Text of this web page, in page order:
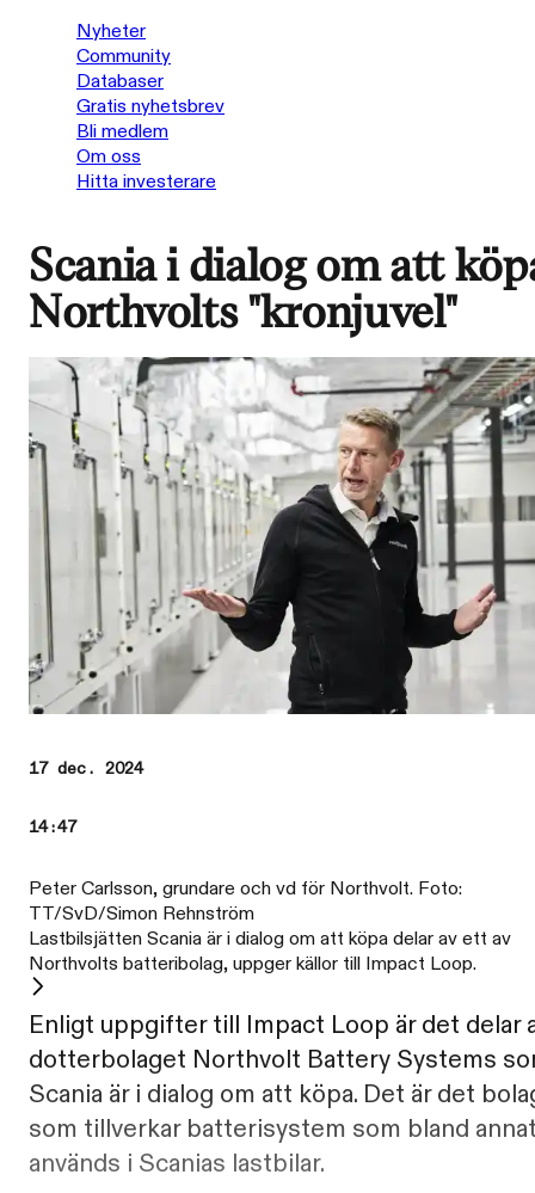
Nyheter
Community
Databaser
Gratis nyhetsbrev
Bli medlem
Om oss
Hitta investerare
Scania i dialog om att
Northvolts "kronjuvel"
17 dec. 2024
14:47
Peter Carlsson, grundare och vd för Northvolt. Foto:
TT/SvD/Simon Rehnström
Lastbilsjätten Scania är i dialog om att köpa delar av ett av
Northvolts batteribolag, uppger källor till Impact Loop.
Enligt uppgifter till Impact Loop är det delar
dotterbolaget Northvolt Battery Systems
Scania är i dialog om att köpa. Det är det
som tillverkar batterisystem som bland
används i Scanias lastbilar.